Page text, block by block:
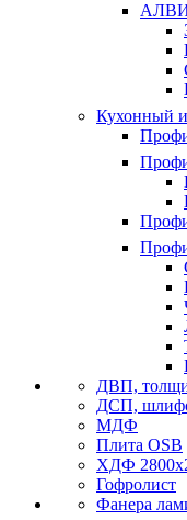
Кухонный
ДВП,
ДСП,
МДФ
Плита OSB
ХДФ
Гофролист
Фанера